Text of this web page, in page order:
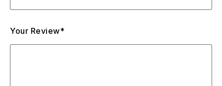
Your Review*